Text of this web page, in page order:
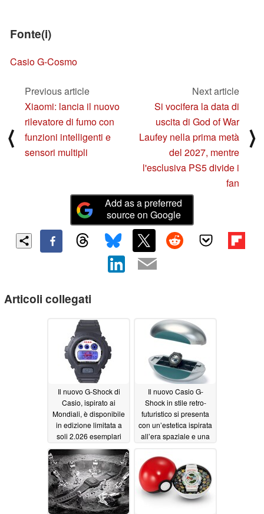
Fonte(i)
Casio G-Cosmo
⟨
Previous article
Xiaomi: lancia il nuovo
rilevatore di fumo con
funzioni intelligenti e
sensori multipli
Next article
Si vocifera la data di
uscita di God of War
Laufey nella prima metà
del 2027, mentre
l'esclusiva PS5 divide i
fan
⟩
Add as a preferred
source on Google
Articoli collegati
Il nuovo G-Shock di
Casio, ispirato ai
Mondiali, è disponibile
in edizione limitata a
soli 2.026 esemplari
07/14/2026
Il nuovo Casio G-
Shock in stile retro-
futuristico si presenta
con un’estetica ispirata
all’era spaziale e una
collezione a forma di
capsula del tempo
07/12/2026